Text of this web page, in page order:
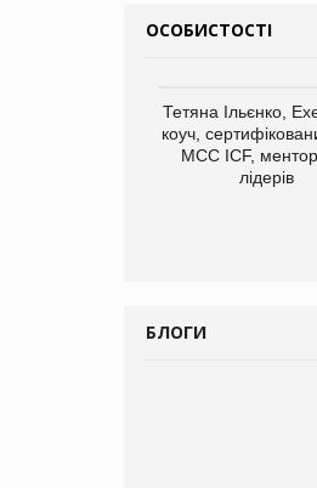
ОСОБИСТОСТІ
Тетяна Ільєнко,
коуч,
МСС ICF,
лідерів
БЛОГИ